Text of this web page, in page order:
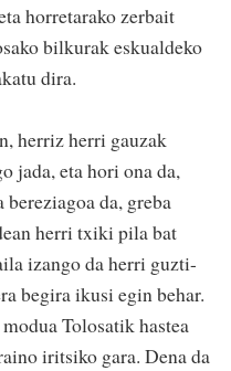
horretarako zerbait
bilkurak eskualdeko
dira.
herriz herri gauzak
jada, eta hori ona da,
da, greba
herri txiki pila bat
izango da herri guzti-
begira ikusi egin behar.
Tolosatik hastea
iritsiko gara. Dena da